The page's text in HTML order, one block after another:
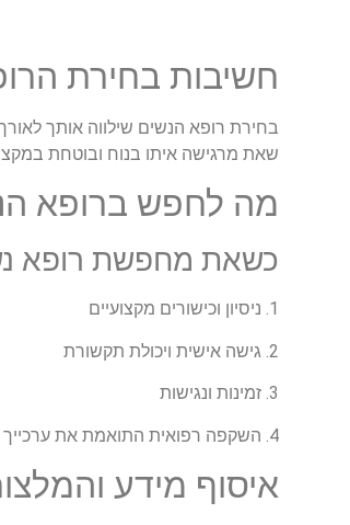
חשיבות בחירת
בחירת רופא הנשים שילווה אותך
שאת מרגישה איתו בנוח ובוטחת
מה לחפש ברופא
כשאת מחפשת רופא
1. ניסיון וכישורים מקצועיים
2. גישה אישית ויכולת תקשורת
3. זמינות ונגישות
4. השקפה רפואית התואמת את ערכייך
איסוף מידע